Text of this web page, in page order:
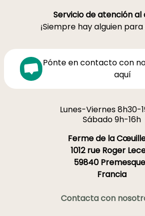
Servicio de atención al
¡Siempre hay alguien
Pónte en contacto con
aquí
Lunes-Viernes 8h30-
Sábado 9h-16h
Ferme de la
1012 rue Roger
59840
Francia
Contacta con